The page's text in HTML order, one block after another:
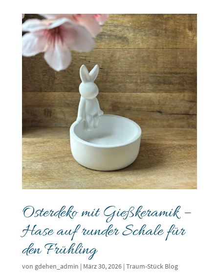
Osterdeko mit Gießkeramik –
Hase auf runder Schale für
den Frühling
von gdehen_admin | März 30, 2026| Traum-Stück Blog